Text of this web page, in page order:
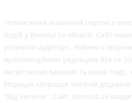
Незалежний новинний портал з
подій у Вінниці та області. Сайт
розміром аудиторії. Новини
мультимедійною редакцією RIA та
висвітлюємо важливі та цікаві
Редакція запрошує читачів
"Від читачів". Сайт 20minut.ua